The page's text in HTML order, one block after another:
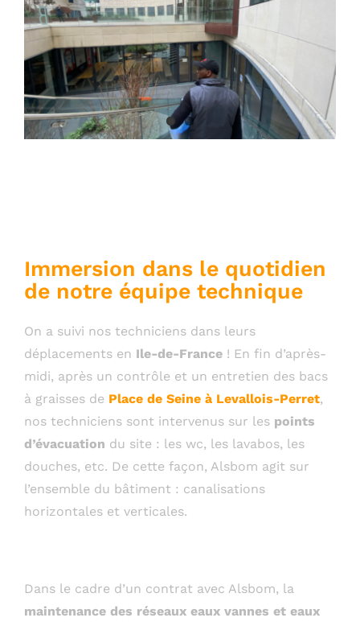
Immersion dans le quotidien
de notre équipe technique
On a suivi nos techniciens dans leurs
déplacements en Ile-de-France ! En fin d’après-
midi, après un contrôle et un entretien des bacs
à graisses de Place de Seine à Levallois-Perret,
nos techniciens sont intervenus sur les points
d’évacuation du site : les wc, les lavabos, les
douches, etc. De cette façon, Alsbom agit sur
l’ensemble du bâtiment : canalisations
horizontales et verticales.
Dans le cadre d’un contrat avec Alsbom, la
maintenance des réseaux eaux vannes et eaux